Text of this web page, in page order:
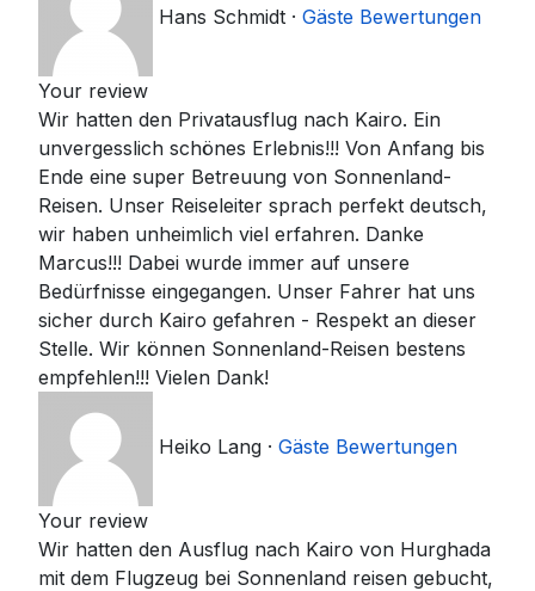
Hans Schmidt · Gäste Bewertungen
Your review
Wir hatten den Privatausflug nach Kairo. Ein
unvergesslich schönes Erlebnis!!! Von Anfang bis
Ende eine super Betreuung von Sonnenland-
Reisen. Unser Reiseleiter sprach perfekt deutsch,
wir haben unheimlich viel erfahren. Danke
Marcus!!! Dabei wurde immer auf unsere
Bedürfnisse eingegangen. Unser Fahrer hat uns
sicher durch Kairo gefahren - Respekt an dieser
Stelle. Wir können Sonnenland-Reisen bestens
empfehlen!!! Vielen Dank!
Heiko Lang · Gäste Bewertungen
Your review
Wir hatten den Ausflug nach Kairo von Hurghada
mit dem Flugzeug bei Sonnenland reisen gebucht,